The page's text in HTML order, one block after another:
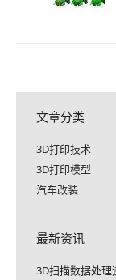
文章分类
3D打印技术
3D打印模型
汽车改装
最新资讯
3D扫描数据处理